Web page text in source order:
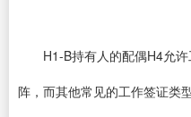
H1-B持有人的配偶H4允许
阵，而其他常见的工作签证类